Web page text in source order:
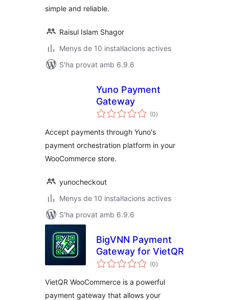
simple and reliable.
Raisul Islam Shagor
Menys de 10 instal·lacions actives
S'ha provat amb 6.9.6
Yuno Payment
Gateway
(0puntuacions
totals
)
Accept payments through Yuno's
payment orchestration platform in your
WooCommerce store.
yunocheckout
Menys de 10 instal·lacions actives
S'ha provat amb 6.9.6
BigVNN Payment
Gateway for VietQR
(0puntuacions
totals
)
VietQR WooCommerce is a powerful
payment gateway that allows your